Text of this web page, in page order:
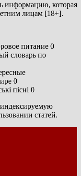
информацию, которая
лицам [18+].
питание 0
словарь по
0
пісні 0
индексируемую
статей.